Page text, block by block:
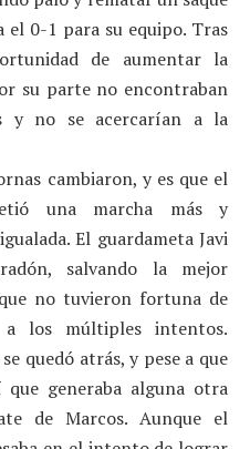
el 0-1 para su equipo. Tras
de aumentar la
su parte no encontraban
y no se acercarían a la
cambiaron, y es que el
una marcha más y
El guardameta Javi
salvando la mejor
no tuvieron fortuna de
los múltiples intentos.
quedó atrás, y pese a que
generaba alguna otra
de Marcos. Aunque el